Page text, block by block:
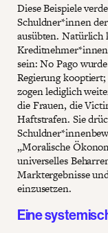
Diese Beispiele
Schuldner*innen
ausübten. Natürlich
sein: No Pago
Regierung
zogen lediglich
die Frauen, die
Haftstrafen. Sie
„Moralische
universelles
Marktergebnisse
einzusetzen.
Eine